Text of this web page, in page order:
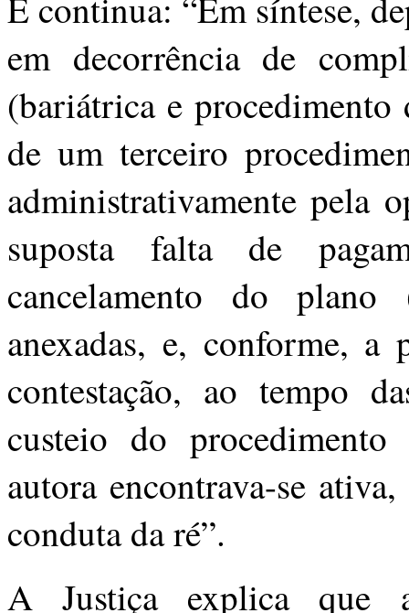
em decorrência de
(bariátrica e procedimento
de um terceiro
administrativamente pela
suposta falta de
cancelamento do
anexadas, e, conforme,
contestação, ao tempo
custeio do
autora encontrava-se
conduta da ré”.
A Justiça explica que